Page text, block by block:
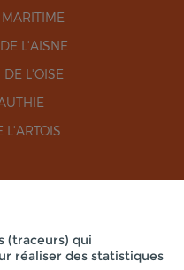
L'AISNE
DE L'OISE
L'ARTOIS
(traceurs) qui
réaliser des statistiques